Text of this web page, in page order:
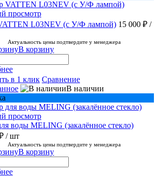
просмотр
L03NEV (с У/Ф лампой) 15 000 ₽ /
Актуальность цены подтвердите у менеджера
В корзину
в 1 клик Сравнение
В наличии
просмотр
воды MELING (закалённое стекло)
/ шт
Актуальность цены подтвердите у менеджера
В корзину